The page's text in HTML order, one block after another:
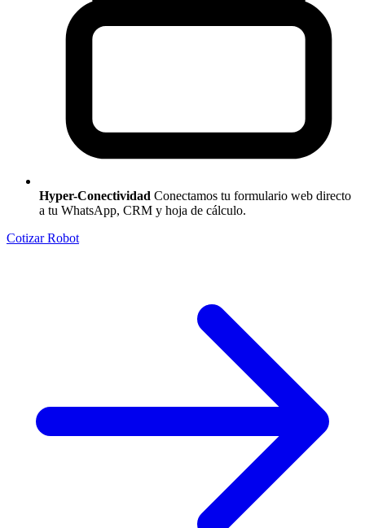
Hyper-Conectividad Conectamos tu formulario web directo
a tu WhatsApp, CRM y hoja de cálculo.
Cotizar Robot